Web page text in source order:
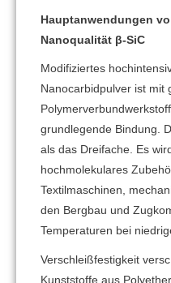
Hauptanwendungen
Nanoqualität β-SiC
Modifiziertes
Nanocarbidpulver ist mit
grundlegende Bindung.
als das Dreifache. Es
hochmolekulares
Textilmaschinen,
den Bergbau und
Temperaturen bei
Verschleißfestigkeit
Kunststoffe aus